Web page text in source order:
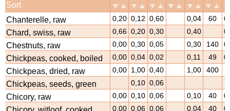
Sort
Chanterelle, raw
0,20 0,12 0,60 0,04 60
Chard, swiss, raw 0,66 0,20 0,30 0,40
Chestnuts, raw 0,00 0,30 0,05 0,30 140
Chickpeas, cooked, boiled 0,00 0,04 0,02 0,11 49
Chickpeas, dried, raw 0,00 1,00 0,40 1,00 400
Chickpeas, seeds, green 0,10 0,06
Chicory, raw 0,00 0,10 0,06 0,10 40
0,00 0,06 0,06 0,04 40